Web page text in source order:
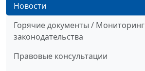
Новости
Горячие документы / Мониторинг
законодательства
Правовые консультации